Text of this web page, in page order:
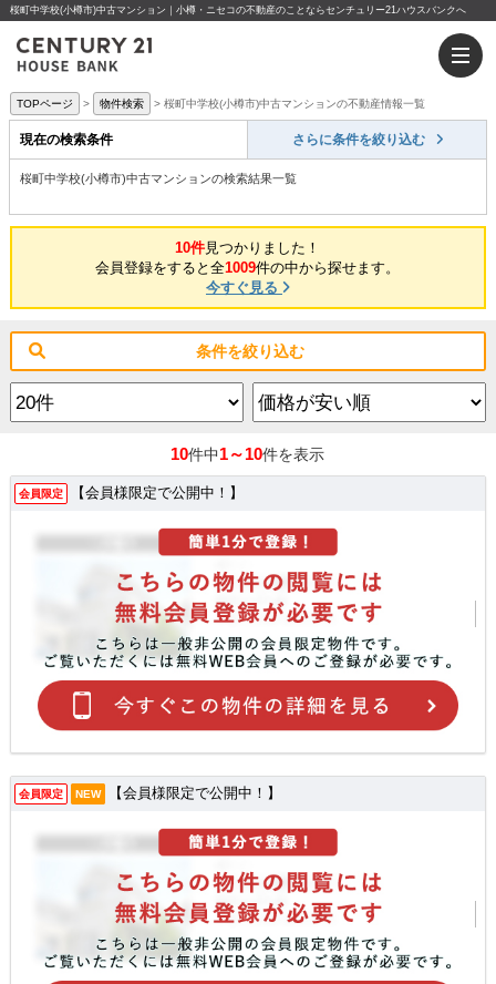
桜町中学校(小樽市)中古マンション｜小樽・ニセコの不動産のことならセンチュリー21ハウスバンクへ
TOPページ 物件検索 桜町中学校(小樽市)中古マンションの不動産情報一覧
現在の検索条件 さらに条件を絞り込む
桜町中学校(小樽市)中古マンションの検索結果一覧
10件見つかりました！
会員登録をすると全1009件の中から探せます。
今すぐ見る
条件を絞り込む
10件中1～10件を表示
会員限定 【会員様限定で公開中！】
会員限定 NEW 【会員様限定で公開中！】